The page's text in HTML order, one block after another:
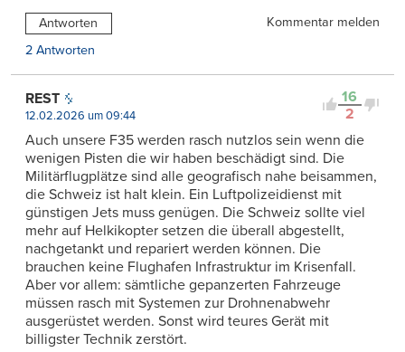
Antworten
Kommentar melden
2 Antworten
16
2
REST
12.02.2026 um 09:44
Auch unsere F35 werden rasch nutzlos sein wenn die
wenigen Pisten die wir haben beschädigt sind. Die
Militärflugplätze sind alle geografisch nahe beisammen,
die Schweiz ist halt klein. Ein Luftpolizeidienst mit
günstigen Jets muss genügen. Die Schweiz sollte viel
mehr auf Helkikopter setzen die überall abgestellt,
nachgetankt und repariert werden können. Die
brauchen keine Flughafen Infrastruktur im Krisenfall.
Aber vor allem: sämtliche gepanzerten Fahrzeuge
müssen rasch mit Systemen zur Drohnenabwehr
ausgerüstet werden. Sonst wird teures Gerät mit
billigster Technik zerstört.